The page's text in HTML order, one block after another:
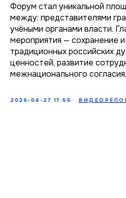
Форум стал уникальной
между: представителями
учёными органами власти.
мероприятия — сохранение
традиционных российских
ценностей, развитие
межнационального согласия.
2026-04-27 17:55